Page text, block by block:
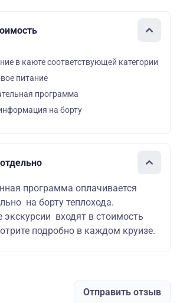
в каюте соответствующей категории
питание
программа
на борту
программа оплачивается
на борту теплохода.
экскурсии входят в стоимость
подробно в каждом круизе.
Отправить отзыв